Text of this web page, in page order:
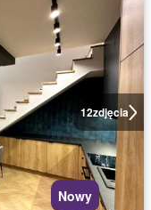
12zdjęcia
Nowy